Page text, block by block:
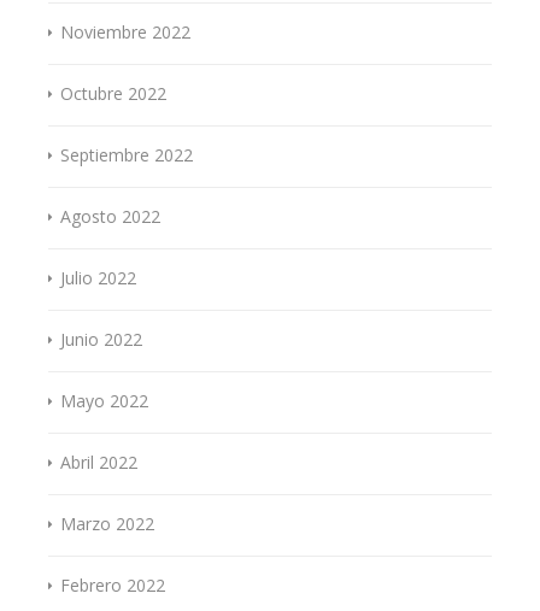
Noviembre 2022
Octubre 2022
Septiembre 2022
Agosto 2022
Julio 2022
Junio 2022
Mayo 2022
Abril 2022
Marzo 2022
Febrero 2022